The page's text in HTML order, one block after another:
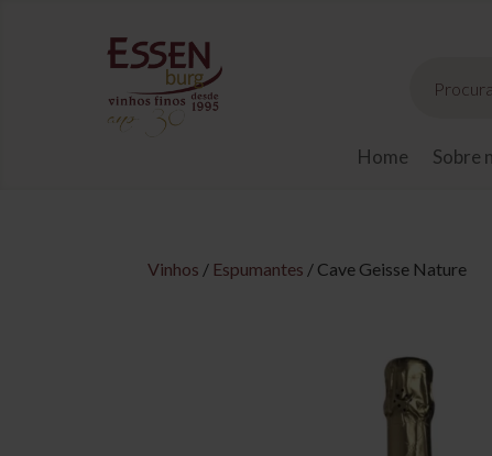
produtos
Home Sobre
Vinhos / Espumantes / Cave Geisse Nature